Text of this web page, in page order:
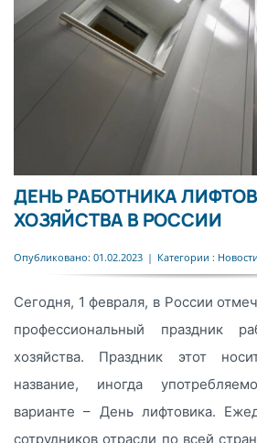
ДЕНЬ РАБОТНИКА
ХОЗЯЙСТВА В РОССИИ
Опубликовано: 01.02.2023 | Категории : Новости
Сегодня, 1 февраля, в России
профессиональный праздник
хозяйства. Праздник этот
название, иногда
варианте – День лифтовика.
сотрудников отрасли по всей